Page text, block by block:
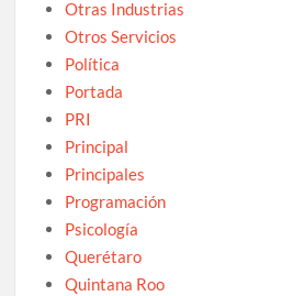
Otras Industrias
Otros Servicios
Política
Portada
PRI
Principal
Principales
Programación
Psicología
Querétaro
Quintana Roo